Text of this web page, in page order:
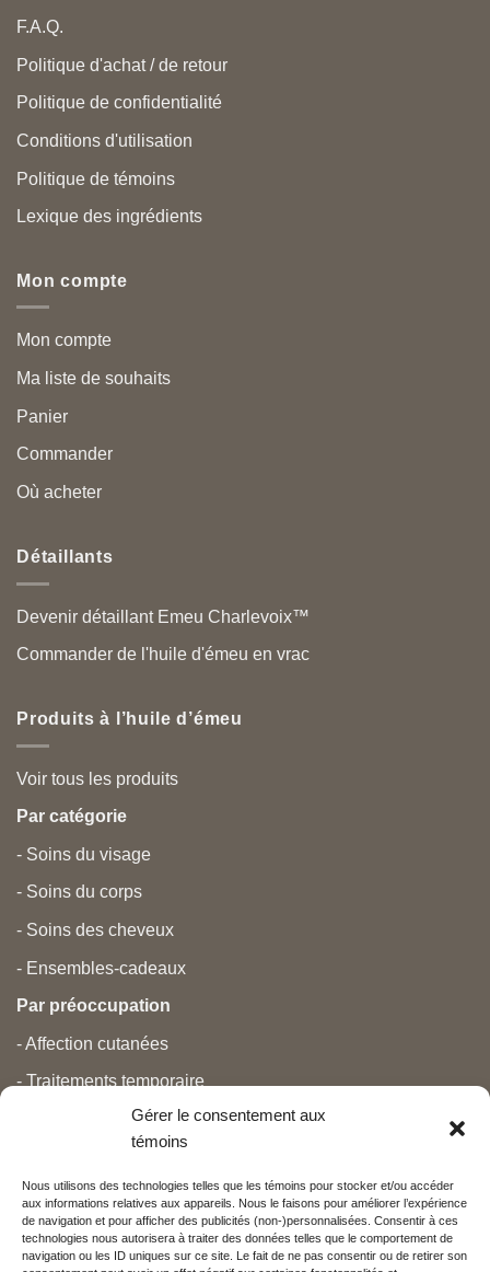
Gérer le consentement aux
témoins
Nous utilisons des technologies telles que les témoins pour stocker et/ou accéder
aux informations relatives aux appareils. Nous le faisons pour améliorer l’expérience
de navigation et pour afficher des publicités (non-)personnalisées. Consentir à ces
technologies nous autorisera à traiter des données telles que le comportement de
navigation ou les ID uniques sur ce site. Le fait de ne pas consentir ou de retirer son
F.A.Q.
Politique d'achat / de retour
Politique de confidentialité
Conditions d'utilisation
Politique de témoins
Lexique des ingrédients
Mon compte
Mon compte
Ma liste de souhaits
Panier
Commander
Où acheter
Détaillants
Devenir détaillant Emeu Charlevoix™
Commander de l'huile d'émeu en vrac
Produits à l’huile d’émeu
Voir tous les produits
Par catégorie
- Soins du visage
- Soins du corps
- Soins des cheveux
- Ensembles-cadeaux
Par préoccupation
- Affection cutanées
- Traitements temporaire
- Grossesse et nouveau-né
- Anti-âge et beauté